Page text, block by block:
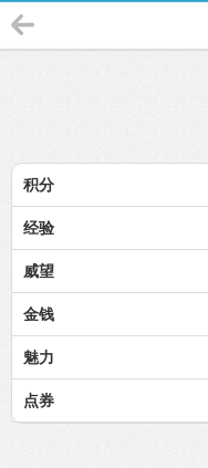
积分
经验
威望
金钱
魅力
点券